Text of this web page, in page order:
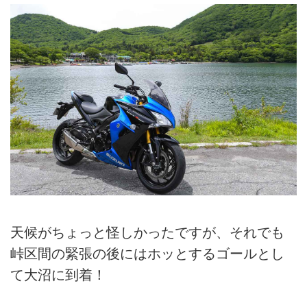
天候がちょっと怪しかったですが、それでも
峠区間の緊張の後にはホッとするゴールとし
て大沼に到着！